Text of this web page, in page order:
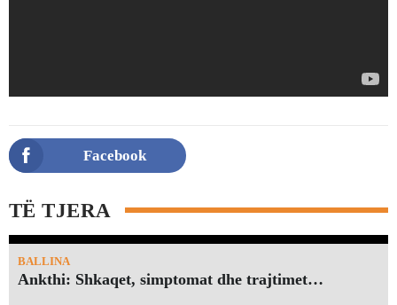
Facebook
TË TJERA
BALLINA
Ankthi: Shkaqet, simptomat dhe trajtimet…